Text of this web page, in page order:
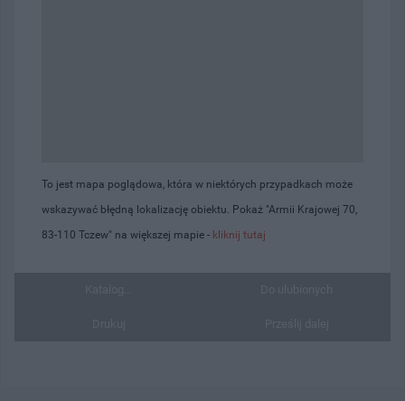
To jest mapa poglądowa, która w niektórych przypadkach może
wskazywać błędną lokalizację obiektu. Pokaż "Armii Krajowej 70,
83-110 Tczew" na większej mapie - kliknij tutaj